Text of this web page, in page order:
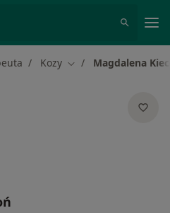
Kozy Zmień miasto
Magdalena